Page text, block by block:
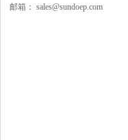
邮箱： sales@sundoep.com